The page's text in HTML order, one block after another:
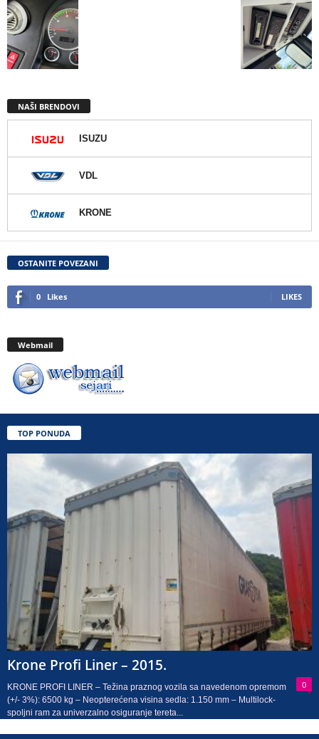
NAŠI BRENDOVI
ISUZU
VDL
KRONE
OSTANITE POVEZANI
0 Likes LIKES
Webmail
TOP PONUDA
Krone Profi Liner – 2015.
0
KRONE PROFI LINER – Težina praznog vozila sa navedenom opremom
(+/- 3%): 6500 kg – Neopterećena visina sedla: 1.150 mm – Multilock-
spoljni ram za univerzalno osiguranje tereta...